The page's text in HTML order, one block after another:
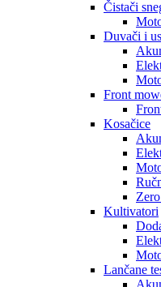
Čistači
Duvači i
Front
Kosačice
Kultivatori
Lančane